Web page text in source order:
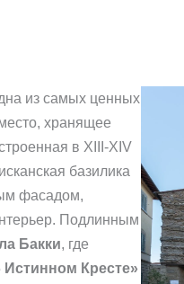
из самых ценных
хранящее
в XIII-XIV
базилика
фасадом,
Подлинным
Бакки, где
Истинном Кресте»